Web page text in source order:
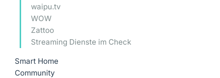
waipu.tv
WOW
Zattoo
Streaming Dienste im Check
Smart Home
Community